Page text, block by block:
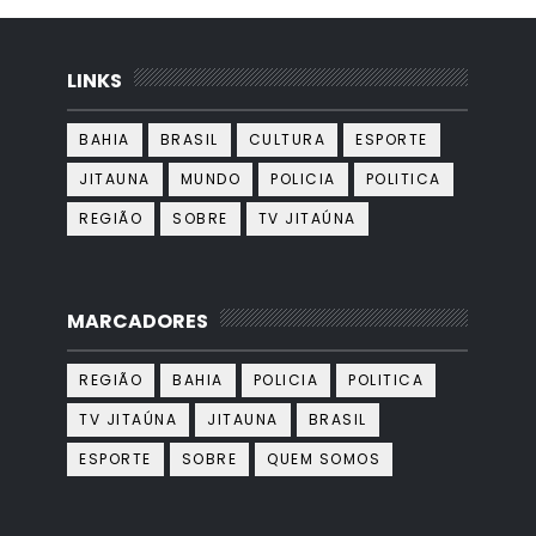
LINKS
BAHIA BRASIL CULTURA
ESPORTE
JITAUNA
MUNDO POLICIA
POLITICA
REGIÃO
SOBRE TV JITAÚNA
MARCADORES
REGIÃO BAHIA POLICIA
POLITICA
TV JITAÚNA
JITAUNA
BRASIL
ESPORTE
SOBRE QUEM SOMOS